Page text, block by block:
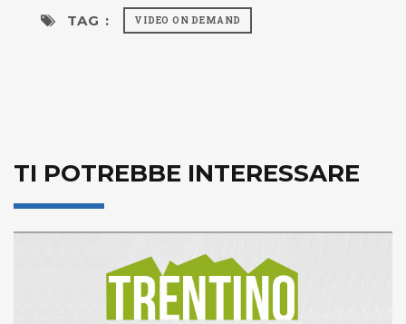
TAG : VIDEO ON DEMAND
TI POTREBBE INTERESSARE